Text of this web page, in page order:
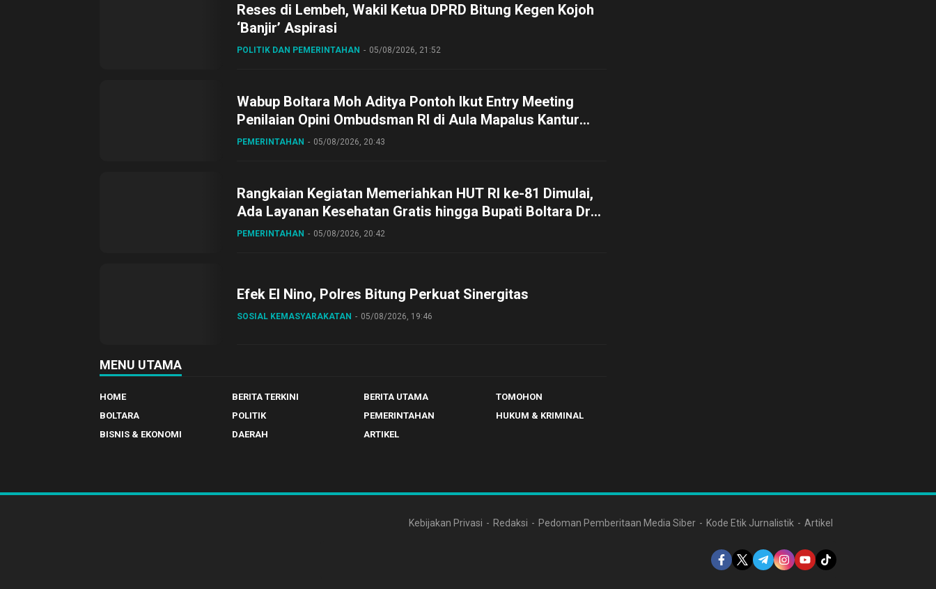
Reses di Lembeh, Wakil Ketua DPRD Bitung Kegen Kojoh
‘Banjir’ Aspirasi
POLITIK DAN PEMERINTAHAN 05/08/2026, 21:52
Wabup Boltara Moh Aditya Pontoh Ikut Entry Meeting
Penilaian Opini Ombudsman RI di Aula Mapalus Kantur
Gubernur Sulut
PEMERINTAHAN 05/08/2026, 20:43
Rangkaian Kegiatan Memeriahkan HUT RI ke-81 Dimulai,
Ada Layanan Kesehatan Gratis hingga Bupati Boltara Dr
Sirajudin Lasena Ikut Jalan Sehat Bersama Jajaran
PEMERINTAHAN 05/08/2026, 20:42
Efek El Nino, Polres Bitung Perkuat Sinergitas
SOSIAL KEMASYARAKATAN 05/08/2026, 19:46
MENU UTAMA
HOME BERITA TERKINI BERITA UTAMA
TOMOHON
BOLTARA
POLITIK PEMERINTAHAN
HUKUM & KRIMINAL
BISNIS & EKONOMI
DAERAH ARTIKEL
Kebijakan Privasi Redaksi Pedoman Pemberitaan Media Siber Kode Etik Jurnalistik Artikel